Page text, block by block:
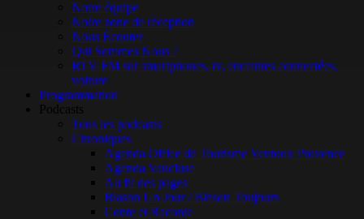
Notre équipe
Notre zone de réception
Nous Écouter
Qui Sommes Nous ?
RTV FM sur smartphones, tv, enceintes connectées,
voiture
Programmation
Podcasts
Tous les podcasts
Chroniques
Agenda Office de Tourisme Ventoux Provence
Agenda Vaucluse
Au fil des pages
Blason Un Jour / Blason Toujours
Conte et Raconte